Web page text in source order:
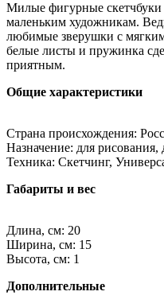
Милые фигурные скетчбуки
маленьким художникам.
любимые зверушки с
белые листы и пружинка
приятным.
Общие характеристики
Страна происхождения:
Назначение: для рисования,
Техника: Скетчинг,
Габариты и вес
Длина, см: 20
Ширина, см: 15
Высота, см: 1
Дополнительные